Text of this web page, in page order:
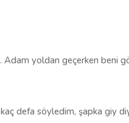
yoldan geçerken beni
defa söyledim, şapka giy